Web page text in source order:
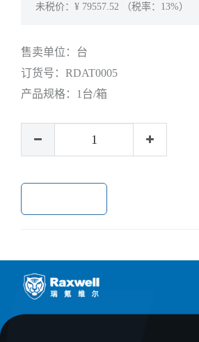
未税价：¥ 79557.52 （税率：13%）
售卖单位： 台
订货号： RDAT0005
产品规格： 1台/箱